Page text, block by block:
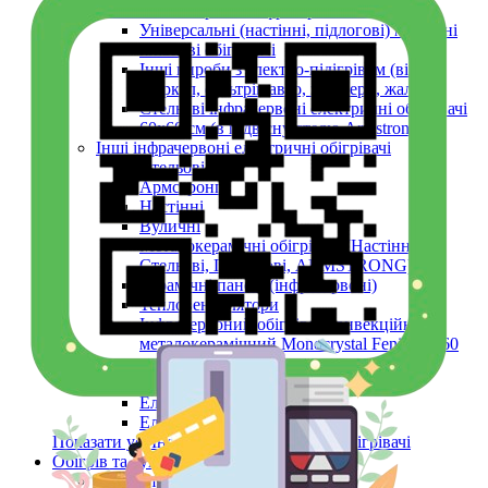
Плівкові електричні інфрачервоні обігрівачі
Універсальні (настінні, підлогові) мобільні
плівкові обігрівачі
Інші вироби з електро-підігрівом (вікон,
дзеркал, фільтрів авто, шпалери, жалюзі)
Стельові інфрачервоні електричні обігрівачі
60х60 см (в підвісну стелю Armstrong)
Інші інфрачервоні електричні обігрівачі
Стельові
Армстронг
Настінні
Вуличні
Металокерамічні обігрівачі (Настінні,
Стельові, Підлогові, ARMSTRONG)
Керамічні панелі (інфрачервоні)
Тепловентилятори
Інфрачервоний обігрівач конвекційний
металокерамічний Monocrystal Fenix 60x60
см 750 Вт
Електричні рушникосушки
Електроконвектори
Показати усі Інфрачервоні електричні обігрівачі
Обігрів та сушіння
Взуття та одяг з електро-підігрівом